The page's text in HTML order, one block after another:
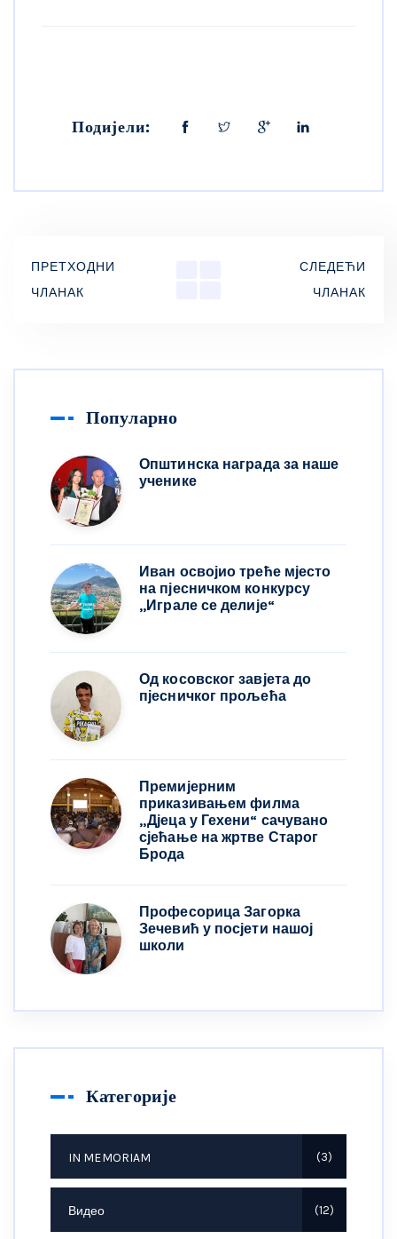
Подијели:
ПРЕТХОДНИ
ЧЛАНАК
СЛЕДЕЋИ
ЧЛАНАК
Популарно
Општинска награда за наше
ученике
Иван освојио треће мјесто
на пјесничком конкурсу
,,Играле се делије“
Од косовског завјета до
пјесничког прољећа
Премијерним
приказивањем филма
„Дјеца у Гехени“ сачувано
сјећање на жртве Старог
Брода
Професорица Загорка
Зечевић у посјети нашој
школи
Категорије
IN MEMORIAM 3
Видео 12